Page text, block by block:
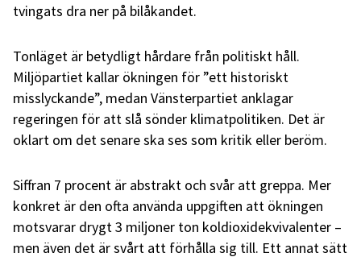
tvingats dra ner på bilåkandet.
Tonläget är betydligt hårdare från politiskt håll.
Miljöpartiet kallar ökningen för ”ett historiskt
misslyckande”, medan Vänsterpartiet anklagar
regeringen för att slå sönder klimatpolitiken. Det är
oklart om det senare ska ses som kritik eller beröm.
Siffran 7 procent är abstrakt och svår att greppa. Mer
konkret är den ofta använda uppgiften att ökningen
motsvarar drygt 3 miljoner ton koldioxidekvivalenter –
men även det är svårt att förhålla sig till. Ett annat sätt